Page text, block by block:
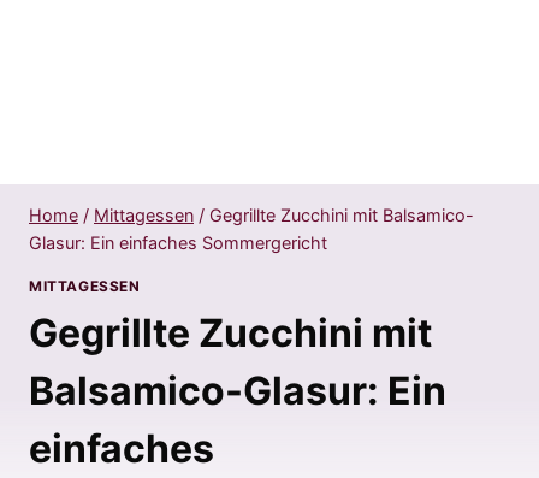
Home / Mittagessen / Gegrillte Zucchini mit Balsamico-
Glasur: Ein einfaches Sommergericht
MITTAGESSEN
Gegrillte Zucchini mit
Balsamico-Glasur: Ein
einfaches